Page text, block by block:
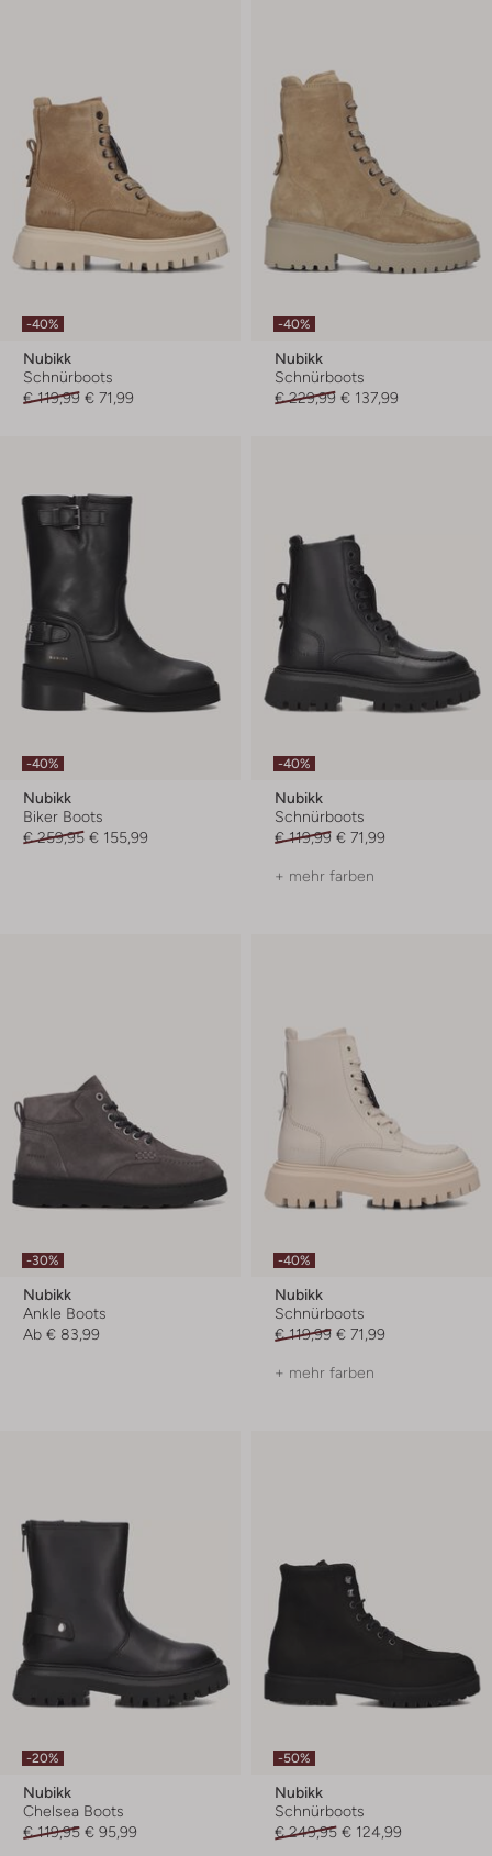
-40%
Nubikk
Schnürboots
€ 119,99 € 71,99
-40%
Nubikk
Schnürboots
€ 229,99 € 137,99
-40%
Nubikk
Biker Boots
€ 259,95 € 155,99
-40%
Nubikk
Schnürboots
€ 119,99 € 71,99
+ mehr farben
-30%
Nubikk
Ankle Boots
Ab € 83,99
-40%
Nubikk
Schnürboots
€ 119,99 € 71,99
+ mehr farben
-20%
Nubikk
Chelsea Boots
€ 119,95 € 95,99
-50%
Nubikk
Schnürboots
€ 249,95 € 124,99